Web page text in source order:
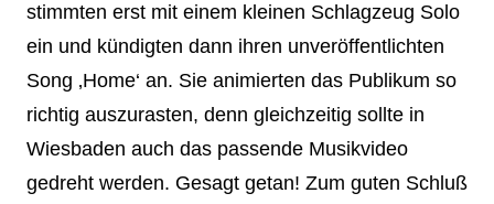
stimmten erst mit einem kleinen Schlagzeug Solo
ein und kündigten dann ihren unveröffentlichten
Song ‚Home‘ an. Sie animierten das Publikum so
richtig auszurasten, denn gleichzeitig sollte in
Wiesbaden auch das passende Musikvideo
gedreht werden. Gesagt getan! Zum guten Schluß